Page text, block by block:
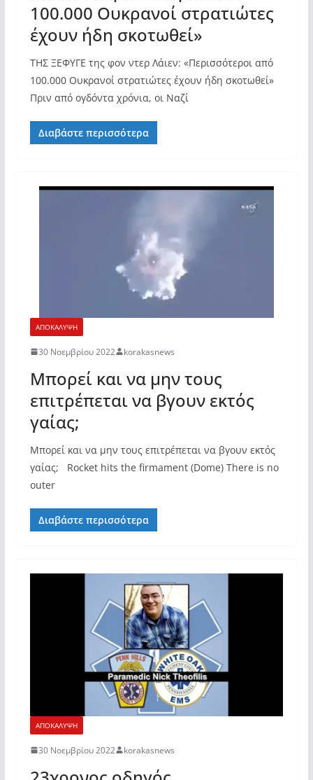
100.000 Ουκρανοί στρατιώτες
έχουν ήδη σκοτωθεί»
ΤΗΣ ΞΕΦΥΓΕ της φον ντερ Λάιεν: «Περισσότεροι από
100.000 Ουκρανοί στρατιώτες έχουν ήδη σκοτωθεί»
Πριν από ογδόντα χρόνια, οι Ναζί
Διαβάστε περισσότερα
ΑΠΟΚΑΛΥΨΗ
30 Νοεμβρίου 2022 korakasnews
Μπορεί και να μην τους
επιτρέπεται να βγουν εκτός
γαίας;
Μπορεί και να μην τους επιτρέπεται να βγουν εκτός
γαίας; Rocket hits the firmament (Dome) There is no
outer
Διαβάστε περισσότερα
ΑΠΟΚΑΛΥΨΗ
30 Νοεμβρίου 2022 korakasnews